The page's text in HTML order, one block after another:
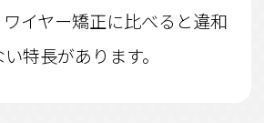
イヤー矯正に比べると違和
特長があります。